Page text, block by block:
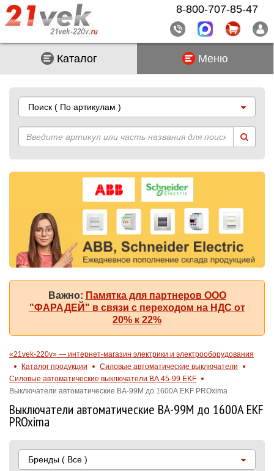
Каталог Меню
Поиск ( По артикулам )
Важно: Памятка для партнеров ООО
"ФАРАДЕЙ" в связи с переходом на НДС от
20% к 22%
«21vek-220v» — интернет-магазин электрики и электрооборудования
Каталог продукции
Силовые автоматические выключатели
Силовые автоматические выключатели ВА 45-99 EKF
Выключатели автоматические ВА-99М до 1600А EKF PROxima
Выключатели автоматические ВА-99М до 1600А EKF
PROxima
Бренды ( Все )
8-800-707-85-47